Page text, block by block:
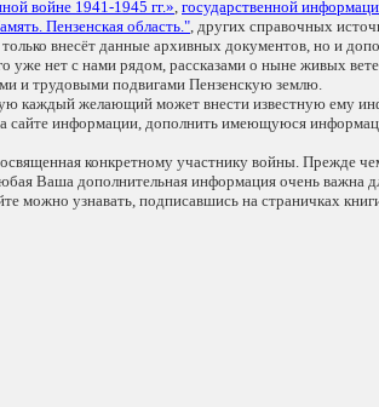
войне 1941-1945 гг.», государственной
Пензенская область.", других справочных
внесёт данные архивных документов, но и
уже нет с нами рядом, рассказами о ныне живых
и трудовыми подвигами Пензенскую землю.
каждый желающий может внести известную ему
сайте информации, дополнить имеющуюся
конкретному участнику войны. Прежде
Ваша дополнительная информация очень важна
можно узнавать, подписавшись на страничках